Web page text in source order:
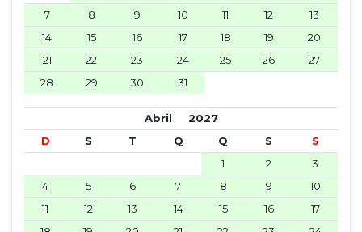
7
8 9 10 11 12
13
14
15 16 17 18 19
20
21
22 23 24 25 26
27
28
29 30 31
Abril 2027
D
S T Q Q S
S
1
2
3
4
5 6 7 8 9
10
11
12 13 14 15 16
17